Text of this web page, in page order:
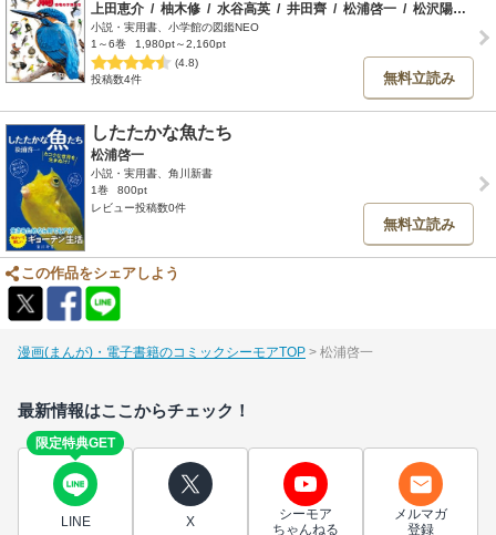
上田恵介 / 柚木修 / 水谷高英 / 井田齊 / 松浦啓一 / 松沢陽士
小説・実用書、小学館の図鑑NEO
1～6巻
1,980pt～2,160pt
(4.8)
投稿数4件
無料立読み
したたかな魚たち
松浦啓一
小説・実用書、角川新書
1巻
800pt
レビュー投稿数0件
無料立読み
この作品をシェアしよう
漫画(まんが)・電子書籍のコミックシーモアTOP 松浦啓一
最新情報はここからチェック！
限定特典GET
LINE X
シーモア
ちゃんねる
メルマガ
登録